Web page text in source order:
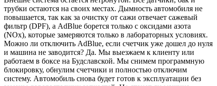
трубки остаются на своих местах. Дымность автомобиля не
повышается, так как за очистку от сажи отвечает сажевый
фильтр (DPF), а AdBlue борется только с оксидами азота
(NOx), которые замеряются только в лабораторных условиях.
Можно ли отключить AdBlue, если счетчик уже дошел до нуля
и машина не заводится? Да. Мы выезжаем к клиенту или
работаем в боксе на Будславской. Мы снимем программную
блокировку, обнулим счетчики и полностью отключим
систему. Автомобиль снова будет готов к эксплуатации без